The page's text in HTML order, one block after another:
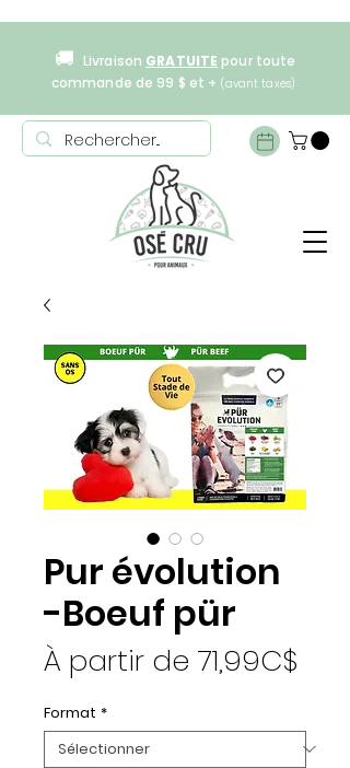
🚚 Livraison GRATUITE pour toute
commande de 99 $ et + (avant taxes)
Pur évolution
-Boeuf pür
À partir de 71,99C$
Format *